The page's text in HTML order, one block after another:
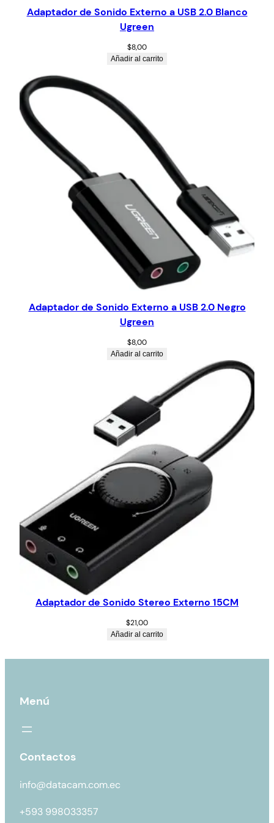
Adaptador de Sonido Externo a USB 2.0 Blanco
Ugreen
$8,00
Añadir al carrito
Adaptador de Sonido Externo a USB 2.0 Negro
Ugreen
$8,00
Añadir al carrito
Adaptador de Sonido Stereo Externo 15CM
$21,00
Añadir al carrito
Menú
Contactos
info@datacam.com.ec
+593 998033357